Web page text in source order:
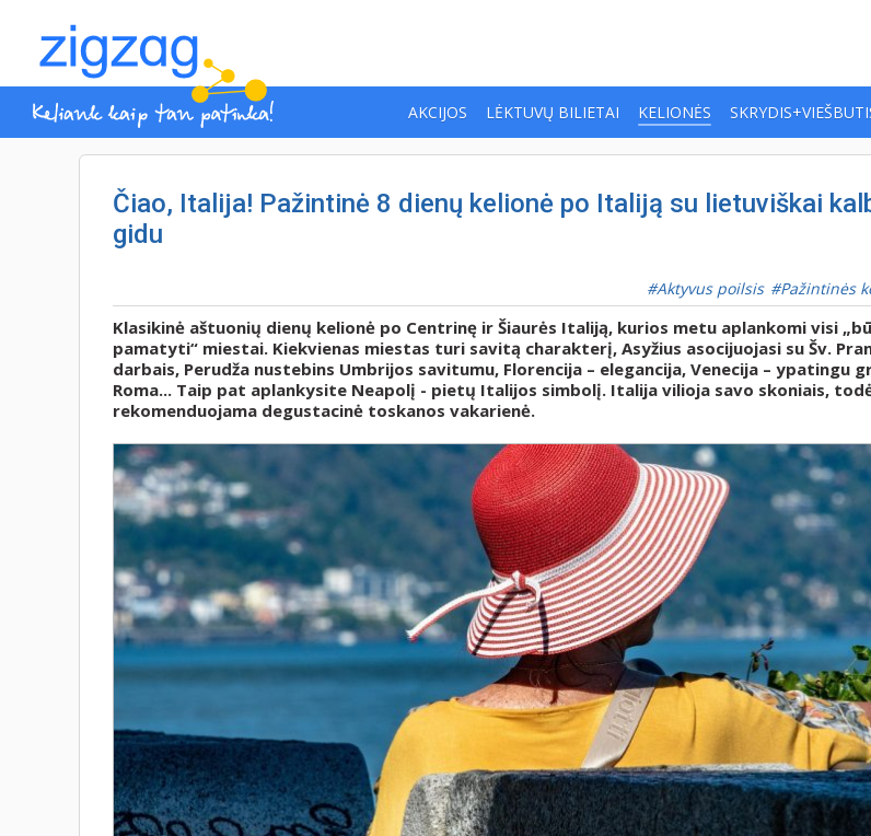
AKCIJOS LĖKTUVŲ BILIETAI KELIONĖS
Čiao, Italija! Pažintinė 8 dienų kelionė po Italiją su lietuviškai
gidu
Aktyvus poilsis Pažintinės
Klasikinė aštuonių dienų kelionė po Centrinę ir Šiaurės Italiją, kurios metu aplankomi visi
pamatyti“ miestai. Kiekvienas miestas turi savitą charakterį, Asyžius asocijuojasi su Šv.
darbais, Perudža nustebins Umbrijos savitumu, Florencija – elegancija, Venecija – ypatingu
Roma... Taip pat aplankysite Neapolį - pietų Italijos simbolį. Italija vilioja savo skoniais,
rekomenduojama degustacinė toskanos vakarienė.